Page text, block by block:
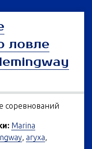
ловле
соревнований
Marina
, агуха,